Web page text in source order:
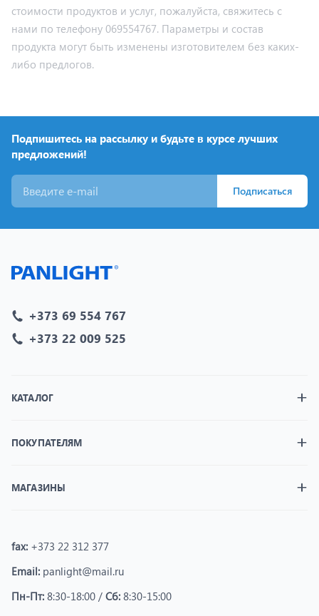
стоимости продуктов и услуг, пожалуйста, свяжитесь с
нами по телефону 069554767. Параметры и состав
продукта могут быть изменены изготовителем без каких-
либо предлогов.
Подпишитесь на рассылку и будьте в курсе лучших
предложений!
Подписаться
+373 69 554 767
+373 22 009 525
КАТАЛОГ
ПОКУПАТЕЛЯМ
МАГАЗИНЫ
fax: +373 22 312 377
Email: panlight@mail.ru
Пн-Пт: 8:30-18:00 / Сб: 8:30-15:00